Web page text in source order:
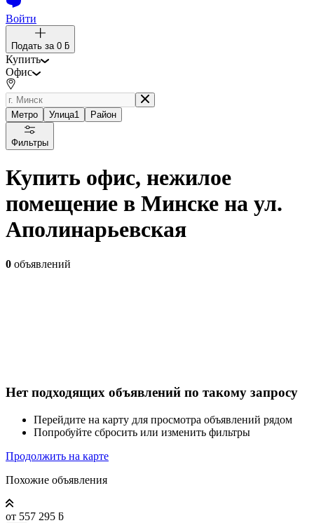
Войти
Подать за 0 ƃ
Купить
Офис
Метро Улица1 Район
Фильтры
Купить офис, нежилое
помещение в Минске на ул.
Аполинарьевская
0 объявлений
Нет подходящих объявлений по такому запросу
Перейдите на карту для просмотра объявлений рядом
Попробуйте сбросить или изменить фильтры
Продолжить на карте
Похожие объявления
от 557 295 ƃ